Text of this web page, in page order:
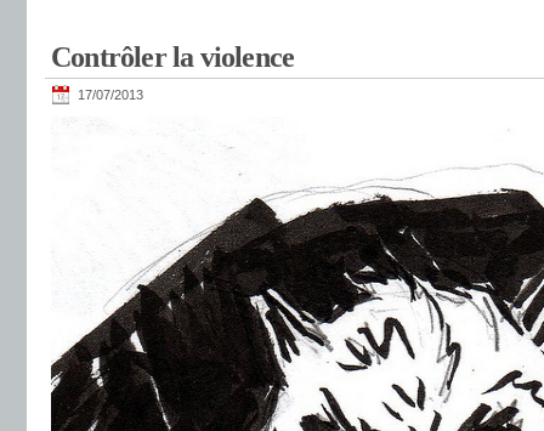
Contrôler la violence
17/07/2013